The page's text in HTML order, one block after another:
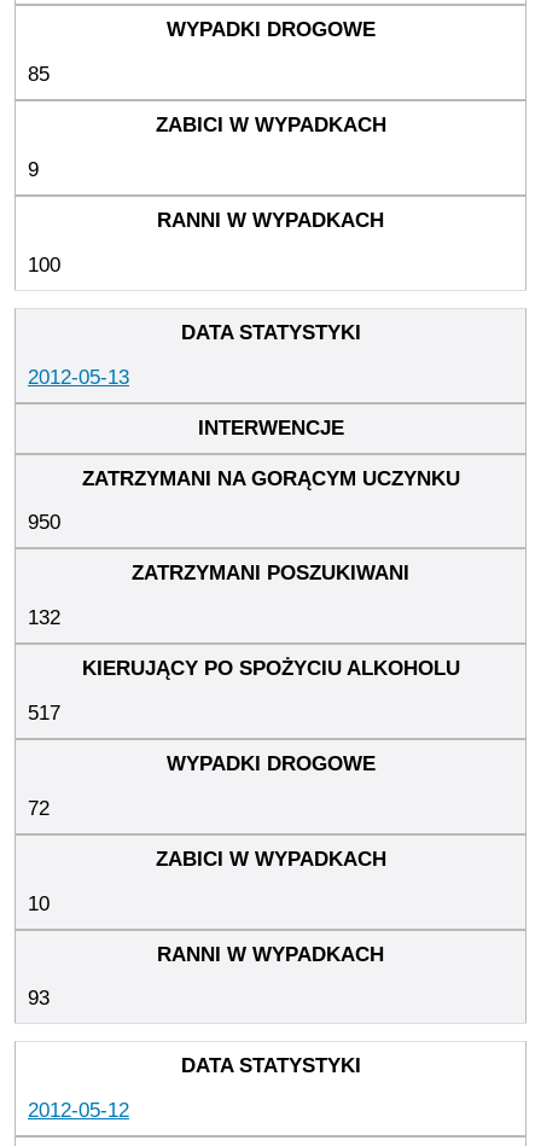
85
9
100
2012-05-13
950
132
517
72
10
93
2012-05-12